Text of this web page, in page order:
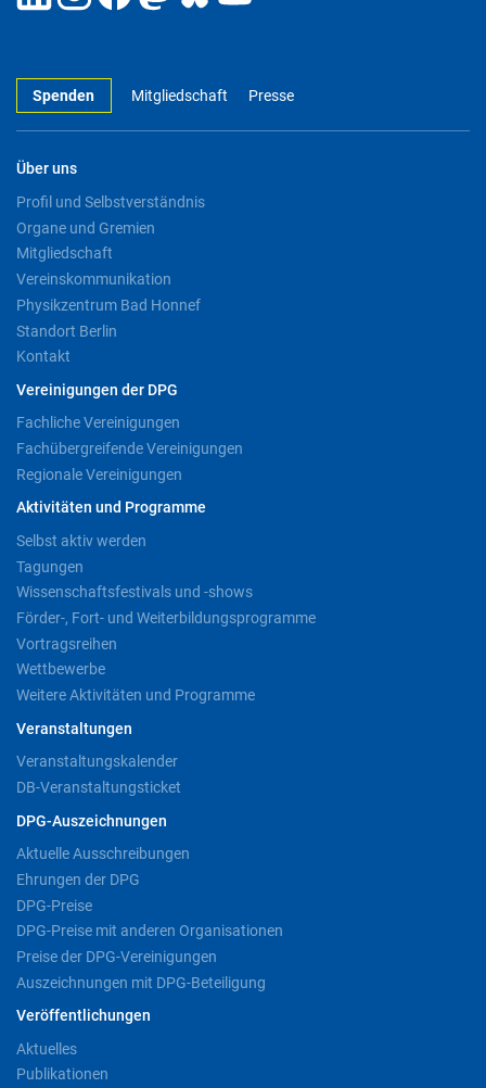
Spenden Mitgliedschaft Presse
Über uns
Profil und Selbstverständnis
Organe und Gremien
Mitgliedschaft
Vereinskommunikation
Physikzentrum Bad Honnef
Standort Berlin
Kontakt
Vereinigungen der DPG
Fachliche Vereinigungen
Fachübergreifende Vereinigungen
Regionale Vereinigungen
Aktivitäten und Programme
Selbst aktiv werden
Tagungen
Wissenschaftsfestivals und -shows
Förder-, Fort- und Weiterbildungsprogramme
Vortragsreihen
Wettbewerbe
Weitere Aktivitäten und Programme
Veranstaltungen
Veranstaltungskalender
DB-Veranstaltungsticket
DPG-Auszeichnungen
Aktuelle Ausschreibungen
Ehrungen der DPG
DPG-Preise
DPG-Preise mit anderen Organisationen
Preise der DPG-Vereinigungen
Auszeichnungen mit DPG-Beteiligung
Veröffentlichungen
Aktuelles
Publikationen